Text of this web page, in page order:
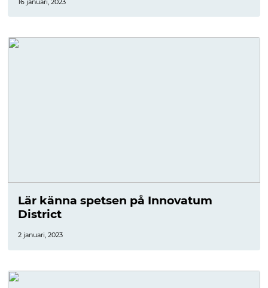
Lär känna spetsen på Innovatum
District
2 januari, 2023